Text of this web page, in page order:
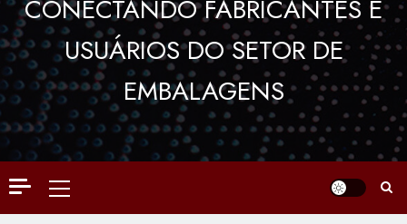
CONECTANDO FABRICANTES E
USUÁRIOS DO SETOR DE
EMBALAGENS
Primary
Menu